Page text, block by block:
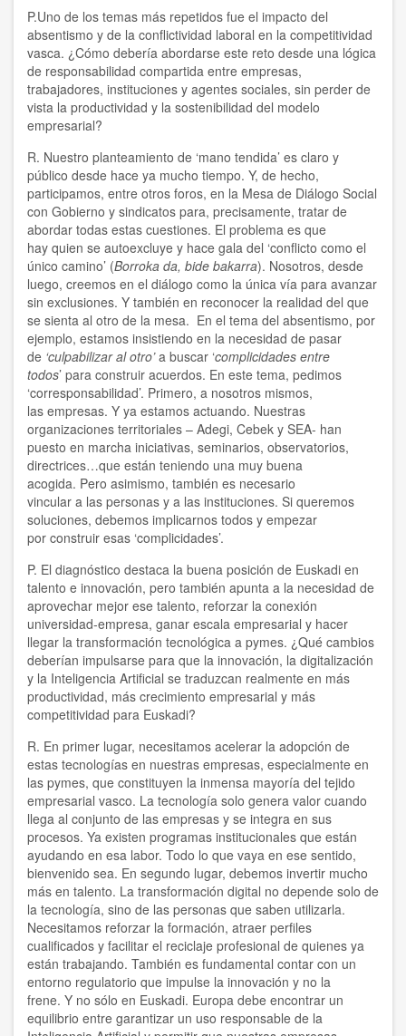
P.Uno de los temas más repetidos fue el impacto del
absentismo y de la conflictividad laboral en la competitividad
vasca. ¿Cómo debería abordarse este reto desde una lógica
de responsabilidad compartida entre empresas,
trabajadores, instituciones y agentes sociales, sin perder de
vista la productividad y la sostenibilidad del modelo
empresarial?
R. Nuestro planteamiento de ‘mano tendida’ es claro y
público desde hace ya mucho tiempo. Y, de hecho,
participamos, entre otros foros, en la Mesa de Diálogo Social
con Gobierno y sindicatos para, precisamente, tratar de
abordar todas estas cuestiones. El problema es que
hay quien se autoexcluye y hace gala del ‘conflicto como el
único camino’ (Borroka da, bide bakarra). Nosotros, desde
luego, creemos en el diálogo como la única vía para avanzar
sin exclusiones. Y también en reconocer la realidad del que
se sienta al otro de la mesa. En el tema del absentismo, por
ejemplo, estamos insistiendo en la necesidad de pasar
de ‘culpabilizar al otro’a buscar ‘complicidades entre
todos’ para construir acuerdos. En este tema, pedimos
‘corresponsabilidad’. Primero, a nosotros mismos,
las empresas. Y ya estamos actuando. Nuestras
organizaciones territoriales – Adegi, Cebek y SEA- han
puesto en marcha iniciativas, seminarios, observatorios,
directrices…que están teniendo una muy buena
acogida. Pero asimismo, también es necesario
vincular a las personas y a las instituciones. Si queremos
soluciones, debemos implicarnos todos y empezar
por construir esas ‘complicidades’.
P. El diagnóstico destaca la buena posición de Euskadi en
talento e innovación, pero también apunta a la necesidad de
aprovechar mejor ese talento, reforzar la conexión
universidad-empresa, ganar escala empresarial y hacer
llegar la transformación tecnológica a pymes. ¿Qué cambios
deberían impulsarse para que la innovación, la digitalización
y la Inteligencia Artificial se traduzcan realmente en más
productividad, más crecimiento empresarial y más
competitividad para Euskadi?
R. En primer lugar, necesitamos acelerar la adopción de
estas tecnologías en nuestras empresas, especialmente en
las pymes, que constituyen la inmensa mayoría del tejido
empresarial vasco. La tecnología solo genera valor cuando
llega al conjunto de las empresas y se integra en sus
procesos. Ya existen programas institucionales que están
ayudando en esa labor. Todo lo que vaya en ese sentido,
bienvenido sea. En segundo lugar, debemos invertir mucho
más en talento. La transformación digital no depende solo de
la tecnología, sino de las personas que saben utilizarla.
Necesitamos reforzar la formación, atraer perfiles
cualificados y facilitar el reciclaje profesional de quienes ya
están trabajando. También es fundamental contar con un
entorno regulatorio que impulse la innovación y no la
frene. Y no sólo en Euskadi. Europa debe encontrar un
equilibrio entre garantizar un uso responsable de la